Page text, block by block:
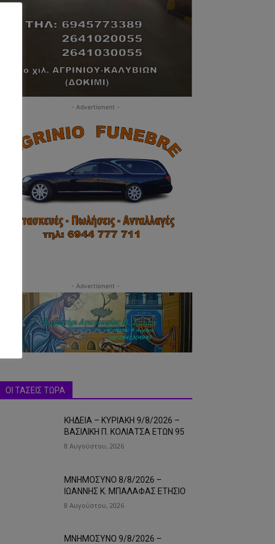
- Advertisment -
- Advertisment -
ΟΙ ΤΑΣΕΙΣ ΤΩΡΑ
ΚΗΔΕΙΑ – ΚΥΡΙΑΚΗ 9/8/2026 –
ΒΑΣΙΛΙΚΗ Π. ΚΟΛΙΑΤΣΑ ΕΤΩΝ 95
8 Αυγούστου, 2026
ΜΝΗΜΟΣΥΝΟ 8/8/2026 –
ΙΩΑΝΝΗΣ Κ. ΜΠΑΛΑΦΑΣ ΕΤΗΣΙΟ
8 Αυγούστου, 2026
ΜΝΗΜΟΣΥΝΟ 9/8/2026 –